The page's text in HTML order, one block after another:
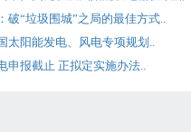
破“垃圾围城”之局的最佳方式..
太阳能发电、风电专项规划..
申报截止 正拟定实施办法..